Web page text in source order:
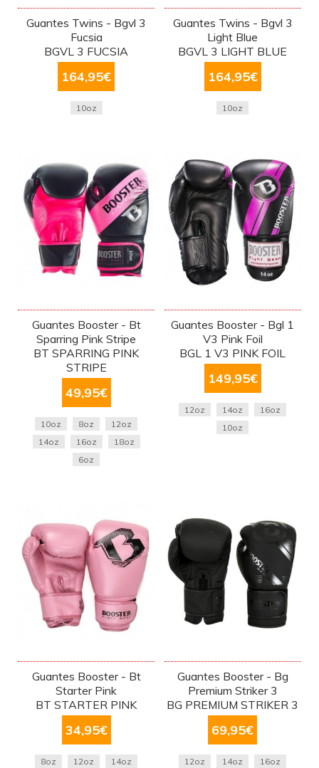
Guantes Twins - Bgvl 3
Fucsia
BGVL 3 FUCSIA
164,95€
10oz
Guantes Twins - Bgvl 3
Light Blue
BGVL 3 LIGHT BLUE
164,95€
10oz
Guantes Booster - Bt
Sparring Pink Stripe
BT SPARRING PINK
STRIPE
49,95€
10oz 8oz
12oz
14oz
16oz
18oz
6oz
Guantes Booster - Bgl 1
V3 Pink Foil
BGL 1 V3 PINK FOIL
149,95€
12oz 14oz
16oz
10oz
Guantes Booster - Bt
Starter Pink
BT STARTER PINK
34,95€
8oz 12oz
14oz
Guantes Booster - Bg
Premium Striker 3
BG PREMIUM STRIKER 3
69,95€
12oz 14oz
16oz